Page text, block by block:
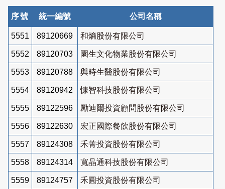
序號 統一編號 公司名稱
5551 89120669 和熵股份有限公司
5552 89120703 園生文化物業股份有限公司
5553 89120788 與時生醫股份有限公司
5554 89120942 慷智科技股份有限公司
5555 89122596 勵迪爾投資顧問股份有限公司
5556 89122630 宏正國際餐飲股份有限公司
5557 89124308 禾菁投資股份有限公司
5558 89124314 寬晶通科技股份有限公司
5559 89124757 禾圓投資股份有限公司